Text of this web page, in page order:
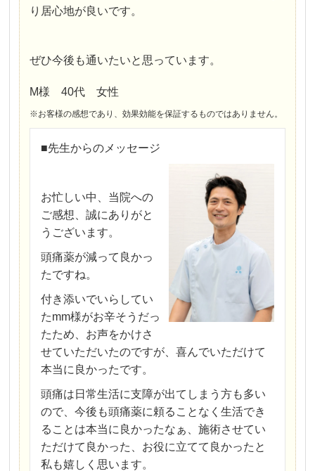
り居心地が良いです。
ぜひ今後も通いたいと思っています。
M様 40代 女性
※お客様の感想であり、効果効能を保証するものではありません。
■先生からのメッセージ
お忙しい中、当院への
ご感想、誠にありがと
うございます。
頭痛薬が減って良かっ
たですね。
付き添いでいらしてい
たmm様がお辛そうだっ
たため、お声をかけさ
せていただいたのですが、喜んでいただけて
本当に良かったです。
頭痛は日常生活に支障が出てしまう方も多い
ので、今後も頭痛薬に頼ることなく生活でき
ることは本当に良かったなぁ、施術させてい
ただけて良かった、お役に立てて良かったと
私も嬉しく思います。